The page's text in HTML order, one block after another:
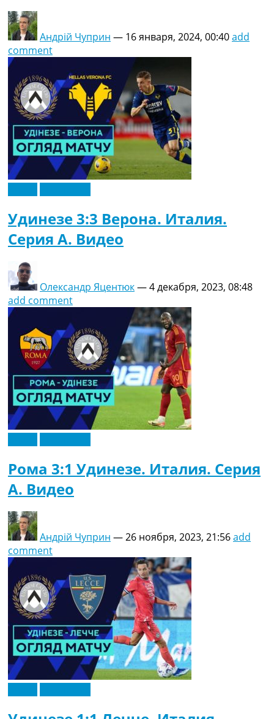
Андрій Чуприн — 16 января, 2024, 00:40add
comment
Удинезе 3:3 Верона. Италия.
Серия A. Видео
Олександр Яцентюк—4 декабря, 2023, 08:48
add comment
Рома 3:1 Удинезе. Италия. Серия
A. Видео
Андрій Чуприн —26 ноября, 2023, 21:56add
comment